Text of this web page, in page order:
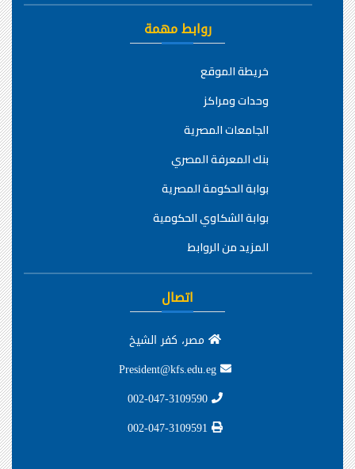
روابط مهمة
خريطة الموقع
وحدات ومراكز
الجامعات المصرية
بنك المعرفة المصري
بوابة الحكومة المصرية
بوابة الشكاوي الحكومية
المزيد من الروابط
اتصال
مصر، كفر الشيخ